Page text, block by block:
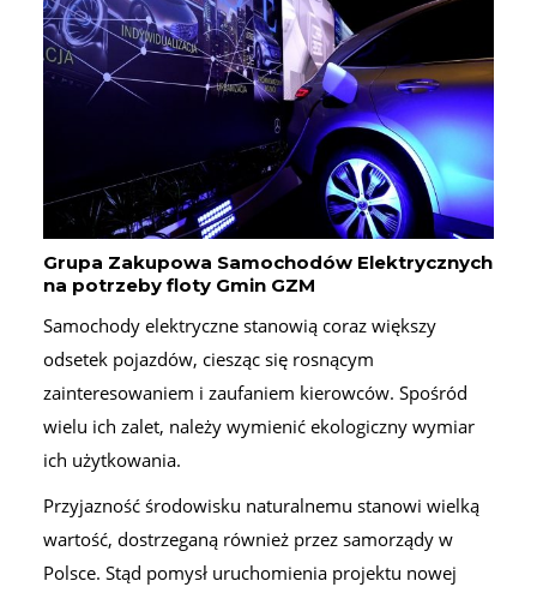
Grupa Zakupowa Samochodów Elektrycznych
na potrzeby floty Gmin GZM
Samochody elektryczne stanowią coraz większy
odsetek pojazdów, ciesząc się rosnącym
zainteresowaniem i zaufaniem kierowców. Spośród
wielu ich zalet, należy wymienić ekologiczny wymiar
ich użytkowania.
Przyjazność środowisku naturalnemu stanowi wielką
wartość, dostrzeganą również przez samorządy w
Polsce. Stąd pomysł uruchomienia projektu nowej